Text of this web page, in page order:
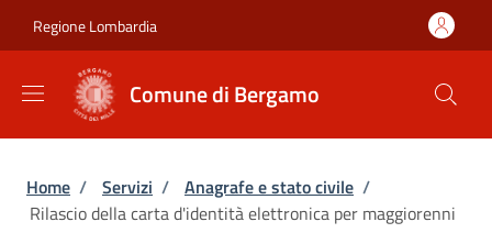
Regione Lombardia
Comune di Bergamo
Briciole di pane
Home / Servizi / Anagrafe e stato civile /
Rilascio della carta d'identità elettronica per maggiorenni